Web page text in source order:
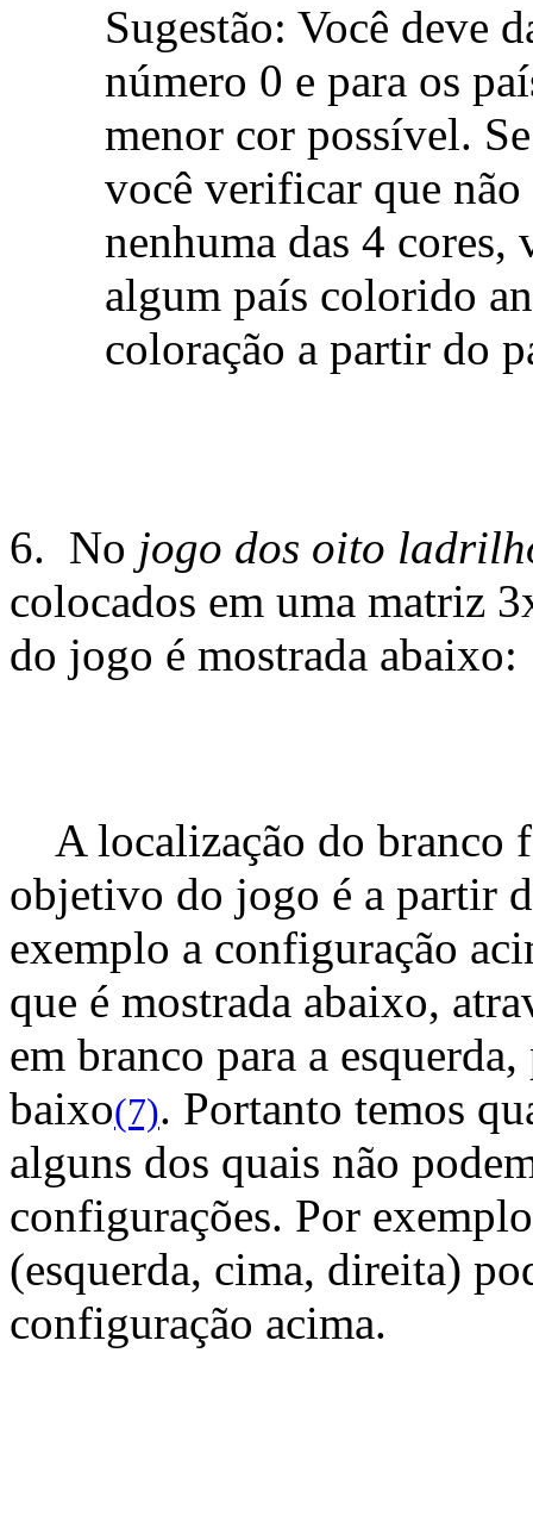
Sugestão: Você deve
número 0 e para os
menor cor possível.
você verificar que
nenhuma das 4 cores,
algum país colorido
coloração a partir do
6. No jogo dos oito
colocados em uma matriz
do jogo é mostrada abaixo:
A localização do branco
objetivo do jogo é a partir
exemplo a configuração
que é mostrada abaixo,
em branco para a
baixo(7). Portanto temos
alguns dos quais não
configurações. Por
(esquerda, cima, direita)
configuração acima.